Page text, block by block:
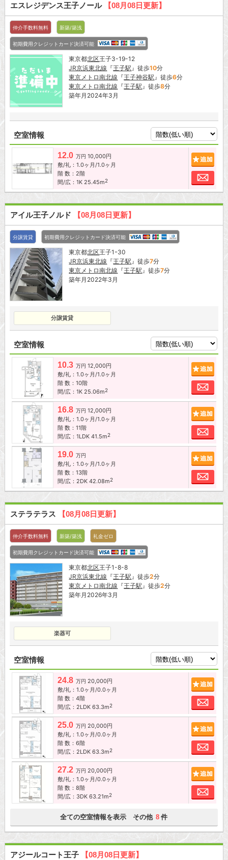
エスレジデンス王子ノール 【08月08日更新】
仲介手数料無料 新築/築浅
初期費用クレジットカード決済可能
東京都北区王子3-19-12
JR京浜東北線 『王子駅 』徒歩10分
東京メトロ南北線 『王子神谷駅 』徒歩6分
東京メトロ南北線 『王子駅 』徒歩8分
築年月2024年3月
空室情報
12.0 万円 10,000円
敷/礼：1.0ヶ月/1.0ヶ月
階 数：2階
間/広：1K 25.45m2
お
アイル王子ノルド 【08月08日更新】
分譲賃貸 初期費用クレジットカード決済可能
東京都北区王子1ｰ30
JR京浜東北線 『王子駅』徒歩7分
東京メトロ南北線 『王子駅』徒歩7分
築年月2022年3月
分譲賃貸
空室情報
10.3 万円 12,000円
敷/礼：1.0ヶ月/1.0ヶ月
階 数：10階
間/広：1K 25.06m2
お
16.8 万円 12,000円
敷/礼：1.0ヶ月/1.0ヶ月
階 数：11階
間/広：1LDK 41.5m2
お
19.0 万円
敷/礼：1.0ヶ月/1.0ヶ月
階 数：13階
間/広：2DK 42.08m2
お
ステラテラス 【08月08日更新】
仲介手数料無料 新築/築浅 礼金ゼロ
初期費用クレジットカード決済可能
東京都北区王子1-8-8
JR京浜東北線 『王子駅』徒歩2分
東京メトロ南北線 『王子駅』徒歩2分
築年月2026年3月
楽器可
空室情報
24.8 万円 20,000円
敷/礼：1.0ヶ月/0.0ヶ月
階 数：4階
間/広：2LDK 63.3m2
お
25.0 万円 20,000円
敷/礼：1.0ヶ月/0.0ヶ月
階 数：6階
間/広：2LDK 63.3m2
お
27.2 万円 20,000円
敷/礼：1.0ヶ月/0.0ヶ月
階 数：8階
間/広：3DK 63.21m2
お
全ての空室情報を表示 その他 8 件
アジールコート王子 【08月08日更新】